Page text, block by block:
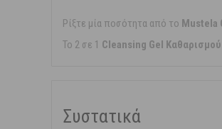
Ρίξτε μία ποσότητα από το Mustela
Το 2 σε 1 Cleansing Gel Καθαρισμού
Συστατικά